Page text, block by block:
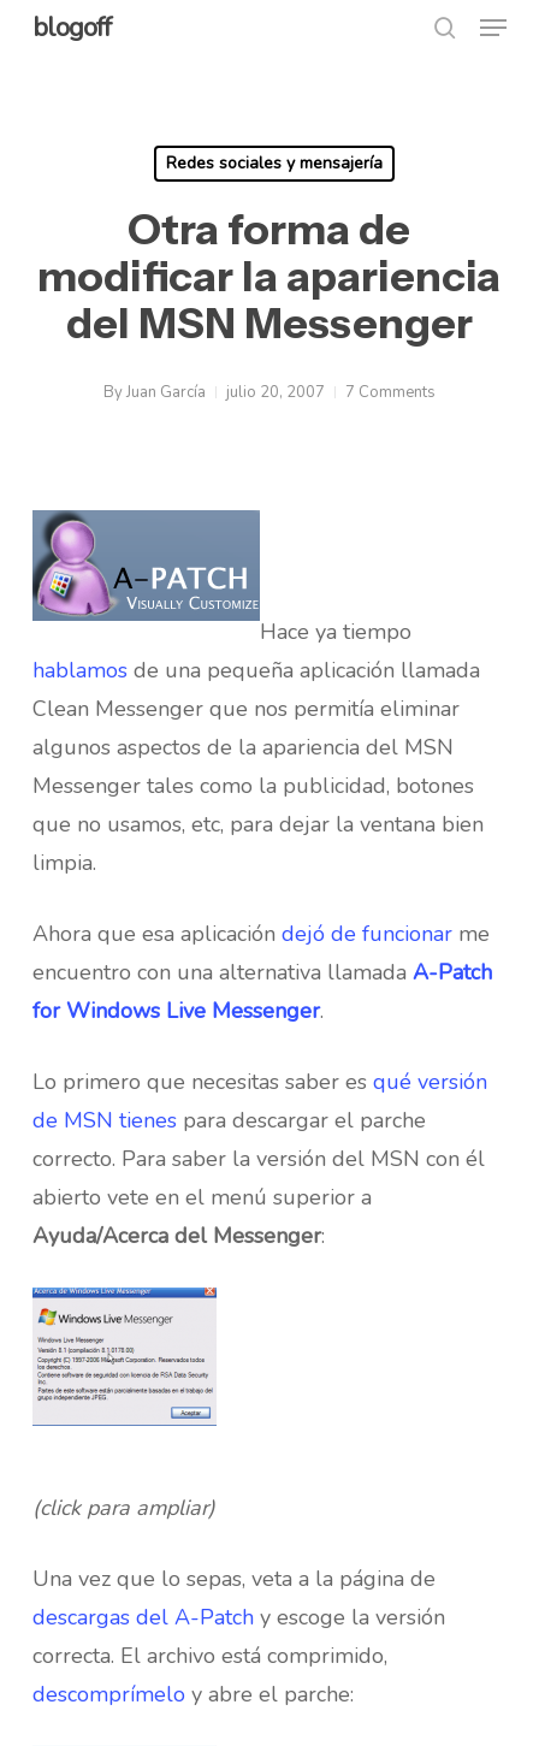
Skipblogoff Menu
Redes sociales y mensajería
Otra forma de
modificar la apariencia
del MSN Messenger
ByJuan García julio 20, 2007 7 Comments
Hace ya tiempo
hablamosde una pequeña aplicación llamada
Clean Messenger que nos permitía eliminar
algunos aspectos de la apariencia del MSN
Messenger tales como la publicidad, botones
que no usamos, etc, para dejar la ventana bien
limpia.
Ahora que esa aplicación dejó de funcionarme
encuentro con una alternativa llamada A-Patch
for Windows Live Messenger.
Lo primero que necesitas saber es qué versión
de MSN tienespara descargar el parche
correcto. Para saber la versión del MSN con él
abierto vete en el menú superior a
Ayuda/Acerca del Messenger:
(click para ampliar)
Una vez que lo sepas, veta a la página de
descargas del A-Patchy escoge la versión
correcta. El archivo está comprimido,
descomprímeloy abre el parche: